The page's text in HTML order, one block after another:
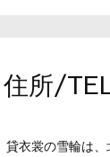
住所/
貸衣裳の雪輪は